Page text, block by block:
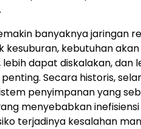
banyaknya jaringan
kesuburan, kebutuhan
dapat diskalakan, dan
Secara historis,
penyimpanan yang
menyebabkan
terjadinya kesalahan